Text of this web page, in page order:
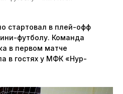
стартовал в плей-офф
футболу. Команда
в первом матче
в гостях у МФК «Нур-